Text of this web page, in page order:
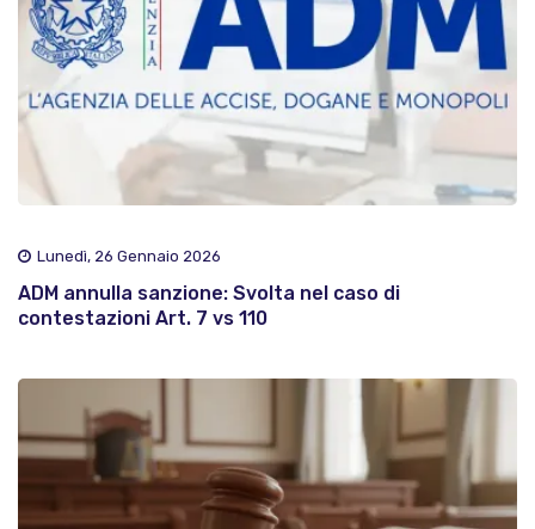
Lunedì, 26 Gennaio 2026
ADM annulla sanzione: Svolta nel caso di
contestazioni Art. 7 vs 110